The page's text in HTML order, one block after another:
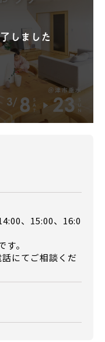
、15:00、16:0
。
にてご相談くだ